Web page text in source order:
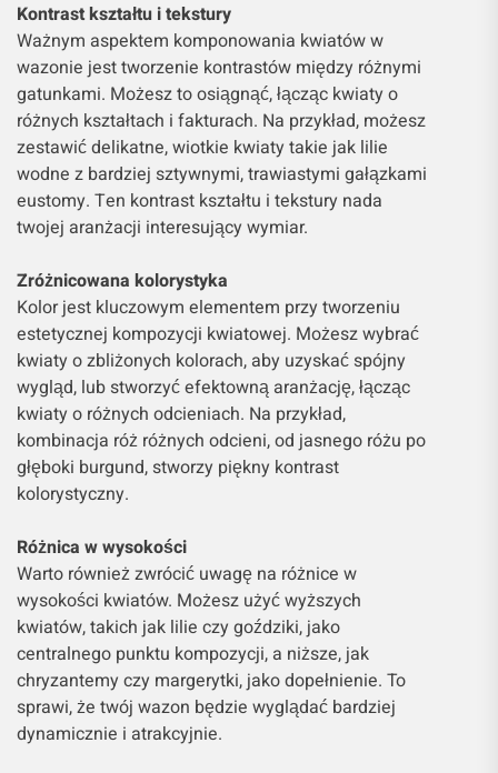
Kontrast kształtu i tekstury
Ważnym aspektem komponowania kwiatów w
wazonie jest tworzenie kontrastów między różnymi
gatunkami. Możesz to osiągnąć, łącząc kwiaty o
różnych kształtach i fakturach. Na przykład, możesz
zestawić delikatne, wiotkie kwiaty takie jak lilie
wodne z bardziej sztywnymi, trawiastymi gałązkami
eustomy. Ten kontrast kształtu i tekstury nada
twojej aranżacji interesujący wymiar.
Zróżnicowana kolorystyka
Kolor jest kluczowym elementem przy tworzeniu
estetycznej kompozycji kwiatowej. Możesz wybrać
kwiaty o zbliżonych kolorach, aby uzyskać spójny
wygląd, lub stworzyć efektowną aranżację, łącząc
kwiaty o różnych odcieniach. Na przykład,
kombinacja róż różnych odcieni, od jasnego różu po
głęboki burgund, stworzy piękny kontrast
kolorystyczny.
Różnica w wysokości
Warto również zwrócić uwagę na różnice w
wysokości kwiatów. Możesz użyć wyższych
kwiatów, takich jak lilie czy goździki, jako
centralnego punktu kompozycji, a niższe, jak
chryzantemy czy margerytki, jako dopełnienie. To
sprawi, że twój wazon będzie wyglądać bardziej
dynamicznie i atrakcyjnie.